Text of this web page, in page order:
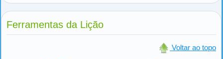
Ferramentas da Lição
Voltar ao topo